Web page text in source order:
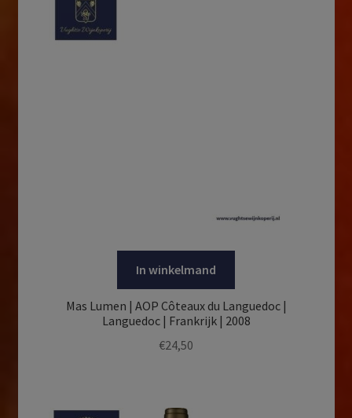
In winkelmand
Mas Lumen | AOP Côteaux du Languedoc |
Languedoc | Frankrijk | 2008
€24,50